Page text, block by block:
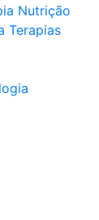
Nutrição
Terapias